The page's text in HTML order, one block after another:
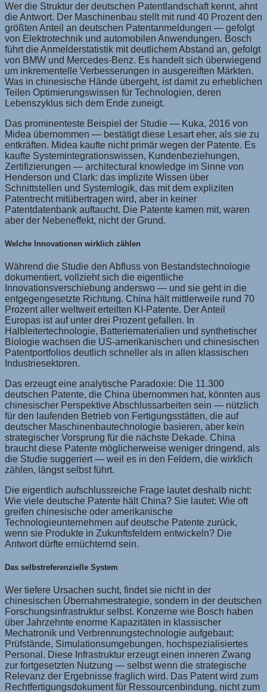
Wer die Struktur der deutschen Patentlandschaft kennt, ahnt
die Antwort. Der Maschinenbau stellt mit rund 40 Prozent den
größten Anteil an deutschen Patentanmeldungen — gefolgt
von Elektrotechnik und automobilen Anwendungen. Bosch
führt die Anmelderstatistik mit deutlichem Abstand an, gefolgt
von BMW und Mercedes-Benz. Es handelt sich überwiegend
um inkrementelle Verbesserungen in ausgereiften Märkten.
Was in chinesische Hände übergeht, ist damit zu erheblichen
Teilen Optimierungswissen für Technologien, deren
Lebenszyklus sich dem Ende zuneigt.
Das prominenteste Beispiel der Studie — Kuka, 2016 von
Midea übernommen — bestätigt diese Lesart eher, als sie zu
entkräften. Midea kaufte nicht primär wegen der Patente. Es
kaufte Systemintegrationswissen, Kundenbeziehungen,
Zertifizierungen — architectural knowledge im Sinne von
Henderson und Clark: das implizite Wissen über
Schnittstellen und Systemlogik, das mit dem expliziten
Patentrecht mitübertragen wird, aber in keiner
Patentdatenbank auftaucht. Die Patente kamen mit, waren
aber der Nebeneffekt, nicht der Grund.
Welche Innovationen wirklich zählen
Während die Studie den Abfluss von Bestandstechnologie
dokumentiert, vollzieht sich die eigentliche
Innovationsverschiebung anderswo — und sie geht in die
entgegengesetzte Richtung. China hält mittlerweile rund 70
Prozent aller weltweit erteilten KI-Patente. Der Anteil
Europas ist auf unter drei Prozent gefallen. In
Halbleitertechnologie, Batteriematerialien und synthetischer
Biologie wachsen die US-amerikanischen und chinesischen
Patentportfolios deutlich schneller als in allen klassischen
Industriesektoren.
Das erzeugt eine analytische Paradoxie: Die 11.300
deutschen Patente, die China übernommen hat, könnten aus
chinesischer Perspektive Abschlussarbeiten sein — nützlich
für den laufenden Betrieb von Fertigungsstätten, die auf
deutscher Maschinenbautechnologie basieren, aber kein
strategischer Vorsprung für die nächste Dekade. China
braucht diese Patente möglicherweise weniger dringend, als
die Studie suggeriert — weil es in den Feldern, die wirklich
zählen, längst selbst führt.
Die eigentlich aufschlussreiche Frage lautet deshalb nicht:
Wie viele deutsche Patente hält China? Sie lautet: Wie oft
greifen chinesische oder amerikanische
Technologieunternehmen auf deutsche Patente zurück,
wenn sie Produkte in Zukunftsfeldern entwickeln? Die
Antwort dürfte ernüchternd sein.
Das selbstreferenzielle System
Wer tiefere Ursachen sucht, findet sie nicht in der
chinesischen Übernahmestrategie, sondern in der deutschen
Forschungsinfrastruktur selbst. Konzerne wie Bosch haben
über Jahrzehnte enorme Kapazitäten in klassischer
Mechatronik und Verbrennungstechnologie aufgebaut:
Prüfstände, Simulationsumgebungen, hochspezialisiertes
Personal. Diese Infrastruktur erzeugt einen inneren Zwang
zur fortgesetzten Nutzung — selbst wenn die strategische
Relevanz der Ergebnisse fraglich wird. Das Patent wird zum
Rechtfertigungsdokument für Ressourcenbindung, nicht zum